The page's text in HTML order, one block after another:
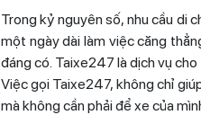
Trong kỷ nguyên số, nhu cầu di
một ngày dài làm việc căng
đáng có. Taixe247 là dịch vụ
Việc gọi Taixe247, không chỉ
mà không cần phải để xe của